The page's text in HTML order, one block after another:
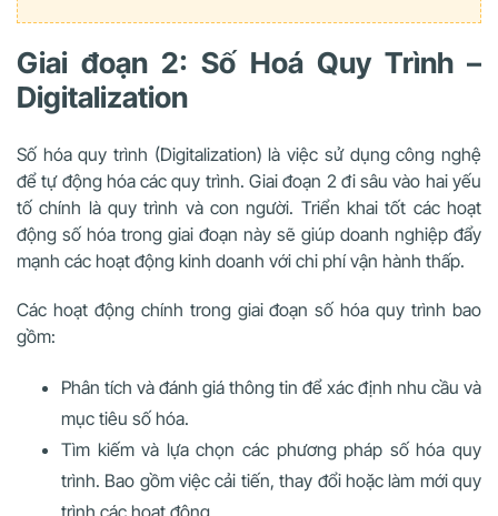
Giai đoạn 2: Số Hoá Quy Trình –
Digitalization
Số hóa quy trình (Digitalization) là việc sử dụng công nghệ
để tự động hóa các quy trình. Giai đoạn 2 đi sâu vào hai yếu
tố chính là quy trình và con người. Triển khai tốt các hoạt
động số hóa trong giai đoạn này sẽ giúp doanh nghiệp đẩy
mạnh các hoạt động kinh doanh với chi phí vận hành thấp.
Các hoạt động chính trong giai đoạn số hóa quy trình bao
gồm:
Phân tích và đánh giá thông tin để xác định nhu cầu và
mục tiêu số hóa.
Tìm kiếm và lựa chọn các phương pháp số hóa quy
trình. Bao gồm việc cải tiến, thay đổi hoặc làm mới quy
trình các hoạt động.